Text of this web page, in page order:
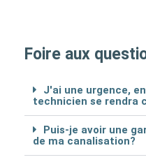
Foire aux
J'ai une urgence,
technicien se rendra
Puis-je avoir une
de ma canalisation?